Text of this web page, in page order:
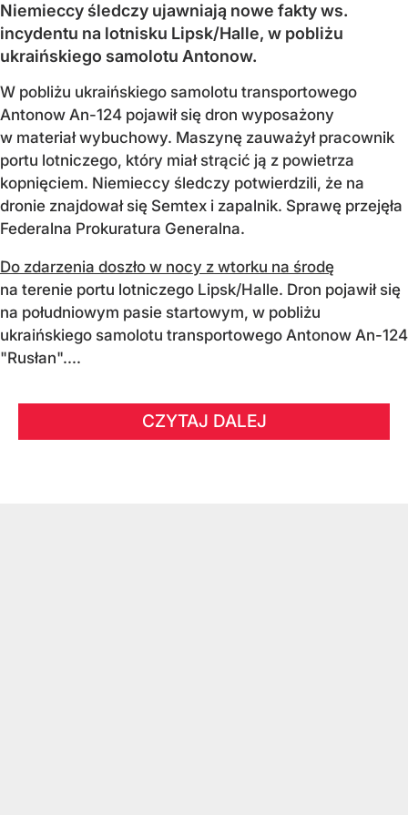
Niemieccy śledczy ujawniają nowe fakty ws.
incydentu na lotnisku Lipsk/Halle, w pobliżu
ukraińskiego samolotu Antonow.
W pobliżu ukraińskiego samolotu transportowego
Antonow An-124 pojawił się dron wyposażony
w materiał wybuchowy. Maszynę zauważył pracownik
portu lotniczego, który miał strącić ją z powietrza
kopnięciem. Niemieccy śledczy potwierdzili, że na
dronie znajdował się Semtex i zapalnik. Sprawę przejęła
Federalna Prokuratura Generalna.
Do zdarzenia doszło w nocy z wtorku na środę
na terenie portu lotniczego Lipsk/Halle. Dron pojawił się
na południowym pasie startowym, w pobliżu
ukraińskiego samolotu transportowego Antonow An-124
"Rusłan"....
CZYTAJ DALEJ